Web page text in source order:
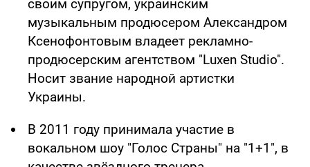
своим супругом, украинским
музыкальным продюсером Александром
Ксенофонтовым владеет рекламно-
продюсерским агентством "Luxen Studio".
Носит звание народной артистки
Украины.
В 2011 году принимала участие в
вокальном шоу "Голос Страны" на "1+1", в